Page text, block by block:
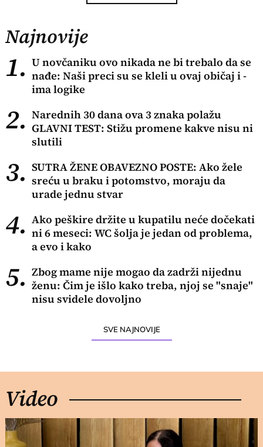
Najnovije
1. U novčaniku ovo nikada ne bi trebalo da se
nađe: Naši preci su se kleli u ovaj običaj i -
ima logike
2. Narednih 30 dana ova 3 znaka polažu
GLAVNI TEST: Stižu promene kakve nisu ni
slutili
3. SUTRA ŽENE OBAVEZNO POSTE: Ako žele
sreću u braku i potomstvo, moraju da
urade jednu stvar
4. Ako peškire držite u kupatilu neće dočekati
ni 6 meseci: WC šolja je jedan od problema,
a evo i kako
5. Zbog mame nije mogao da zadrži nijednu
ženu: Čim je išlo kako treba, njoj se "snaje"
nisu svidele dovoljno
SVE NAJNOVIJE
Video